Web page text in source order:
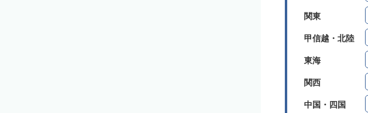
関東
甲信越・北陸
東海
関西
中国・四国